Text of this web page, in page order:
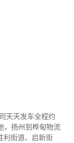
天天发车全程约
，扬州到桦甸物流
利街道、启新街